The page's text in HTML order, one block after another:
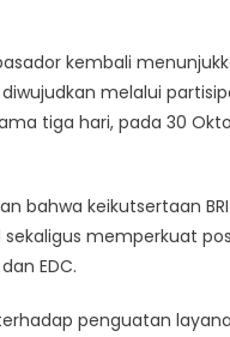
kembali
melalui
tiga hari, pada 30
bahwa keikutsertaan
memperkuat
EDC.
penguatan